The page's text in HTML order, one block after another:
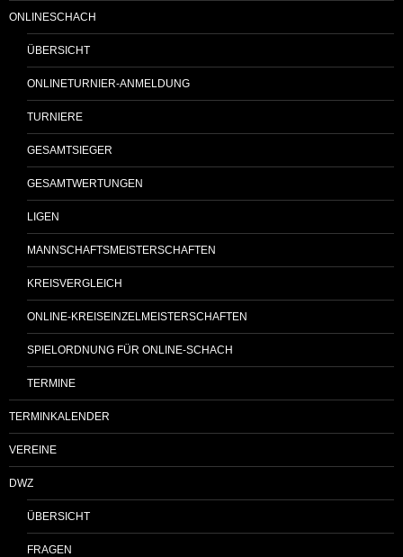
ONLINESCHACH
ÜBERSICHT
ONLINETURNIER-ANMELDUNG
TURNIERE
GESAMTSIEGER
GESAMTWERTUNGEN
LIGEN
MANNSCHAFTSMEISTERSCHAFTEN
KREISVERGLEICH
ONLINE-KREISEINZELMEISTERSCHAFTEN
SPIELORDNUNG FÜR ONLINE-SCHACH
TERMINE
TERMINKALENDER
VEREINE
DWZ
ÜBERSICHT
FRAGEN